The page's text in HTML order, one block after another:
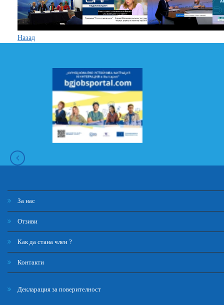
Назад
За нас
Отзиви
Как да стана член ?
Контакти
Декларация за поверителност